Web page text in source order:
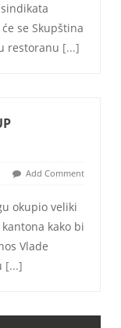
se Skupština
restoranu [...]
Add Comment
okupio veliki
kako bi
Vlade
[...]